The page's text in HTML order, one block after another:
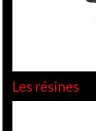
Les résines